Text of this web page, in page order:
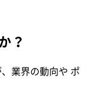
？
業界の動向や ポ